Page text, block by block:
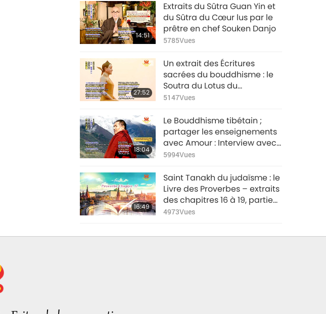
14:51
Extraits du Sûtra Guan Yin et
du Sûtra du Cœur lus par le
prêtre en chef Souken Danjo
5785Vues
27:52
Un extrait des Écritures
sacrées du bouddhisme : le
Soutra du Lotus du
merveilleux Dharma, premier
5147Vues
18:04
Le Bouddhisme tibétain ;
partager les enseignements
avec Amour : Interview avec
le Révérend vénéré Acharya
5994Vues
16:49
Saint Tanakh du judaïsme : le
Livre des Proverbes – extraits
des chapitres 16 à 19, partie
1/2
4973Vues